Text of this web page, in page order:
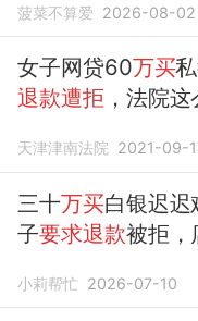
菠菜不算爱 2026-08-02
女子网贷60万买
退款遭拒 ，法院这
天津津南法院 2021-09-
三十万买白银迟迟
子要求退款被拒，
小莉帮忙 2026-07-10